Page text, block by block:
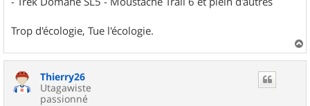
Trop d'écologie, Tue l'écologie.
a
Thierry26
Utagawiste
passionné